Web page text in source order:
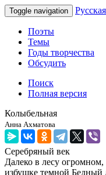
Toggle navigation
Поэты
Темы
Годы творчества
Обсудить
Поиск
Полная версия
Колыбельная
Анна Ахматова
Серебряный век
Далеко в лесу
избушке темной